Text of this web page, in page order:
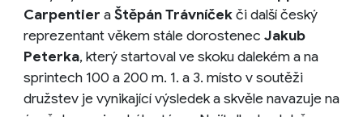
Carpentier aŠtěpán Trávníčekči další český
reprezentant věkem stále dorostenec Jakub
Peterka, který startoval ve skoku dalekém a na
sprintech 100 a 200 m. 1. a 3. místo v soutěži
družstev je vynikající výsledek a skvěle navazuje na